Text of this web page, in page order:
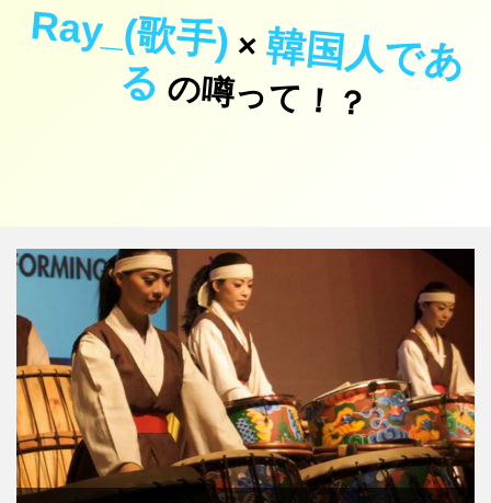
Ray_(歌手) ×韓
国
人
で
あ
る の噂って！？